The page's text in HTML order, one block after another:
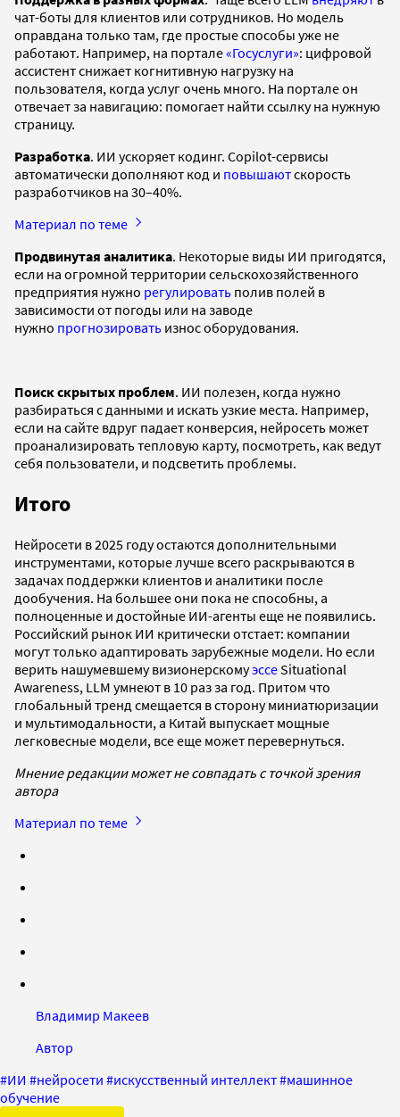
чат-боты для клиентов или сотрудников. Но модель
оправдана только там, где простые способы уже не
работают. Например, на портале«Госуслуги»: цифровой
ассистент снижает когнитивную нагрузку на
пользователя, когда услуг очень много. На портале он
отвечает за навигацию: помогает найти ссылку на нужную
страницу.
Разработка. ИИ ускоряет кодинг. Copilot-сервисы
автоматически дополняют код и повышаютскорость
разработчиков на 30–40%.
Материал по теме
Продвинутая аналитика. Некоторые виды ИИ пригодятся,
если на огромной территории сельскохозяйственного
предприятия нужно регулировать полив полей в
зависимости от погоды или на заводе
нужно прогнозировать износ оборудования.
Поиск скрытых проблем. ИИ полезен, когда нужно
разбираться с данными и искать узкие места. Например,
если на сайте вдруг падает конверсия, нейросеть может
проанализировать тепловую карту, посмотреть, как ведут
себя пользователи, и подсветить проблемы.
Итого
Нейросети в 2025 году остаются дополнительными
инструментами, которые лучше всего раскрываются в
задачах поддержки клиентов и аналитики после
дообучения. На большее они пока не способны, а
полноценные и достойные ИИ-агенты еще не появились.
Российский рынок ИИ критически отстает: компании
могут только адаптировать зарубежные модели. Но если
верить нашумевшему визионерскомуэссеSituational
Awareness, LLM умнеют в 10 раз за год. Притом что
глобальный тренд смещается в сторону миниатюризации
и мультимодальности, а Китай выпускает мощные
легковесные модели, все еще может перевернуться.
Мнение редакции может не совпадать с точкой зрения
автора
Материал по теме
Владимир Макеев
Автор
#ИИ #нейросети #искусственный интеллект#машинное
обучение